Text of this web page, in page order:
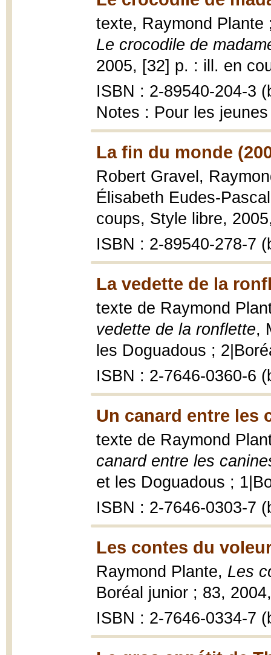
texte, Raymond
Le crocodile de
2005, [32] p. : ill. en
ISBN : 2-89540-204-3
Notes : Pour les jeunes
La fin du monde
Robert Gravel,
Élisabeth Eudes-
coups, Style libre,
ISBN : 2-89540-278-7
La vedette de la
texte de Raymond
vedette de la ronflette,
les Doguadous ;
ISBN : 2-7646-0360-6
Un canard entre les
texte de Raymond
canard entre les
et les Doguadous ;
ISBN : 2-7646-0303-7
Les contes du
Raymond Plante, Les
Boréal junior ; 83,
ISBN : 2-7646-0334-7